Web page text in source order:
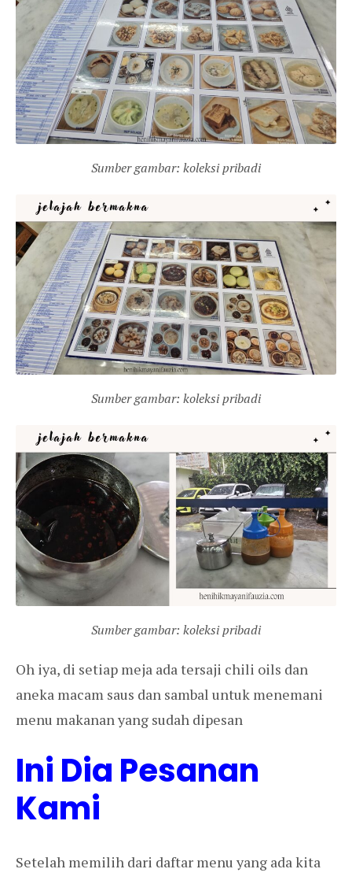
Sumber gambar: koleksi pribadi
Sumber gambar: koleksi pribadi
Sumber gambar: koleksi pribadi
Oh iya, di setiap meja ada tersaji chili oils dan
aneka macam saus dan sambal untuk menemani
menu makanan yang sudah dipesan
Ini Dia Pesanan
Kami
Setelah memilih dari daftar menu yang ada kita